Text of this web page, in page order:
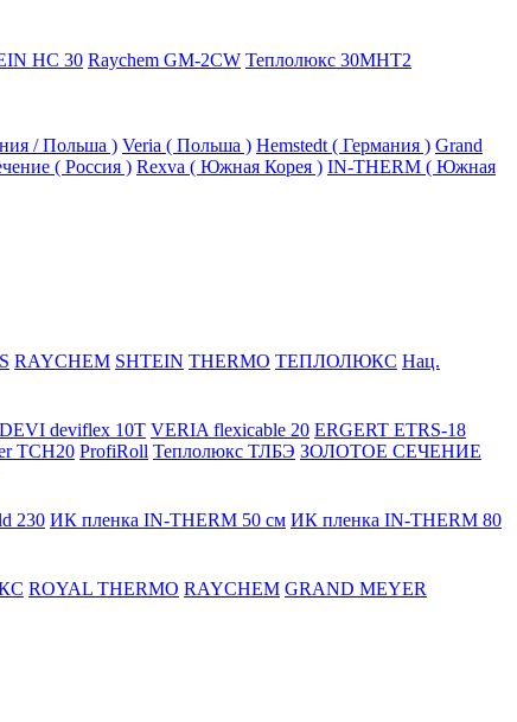
HC 30 Raychem GM-2CW Теплолюкс 30МНТ2
/ Польша ) Veria ( Польша ) Hemstedt ( Германия ) Grand
( Россия ) Rexva ( Южная Корея ) IN-THERM ( Южная
RAYCHEM SHTEIN THERMO ТЕПЛОЛЮКС Нац.
DEVI deviflex 10T VERIA flexicable 20 ERGERT ETRS-18
TCH20 ProfiRoll Теплолюкс ТЛБЭ ЗОЛОТОЕ СЕЧЕНИЕ
230 ИК пленка IN-THERM 50 см ИК пленка IN-THERM 80
ROYAL THERMO RAYCHEM GRAND MEYER